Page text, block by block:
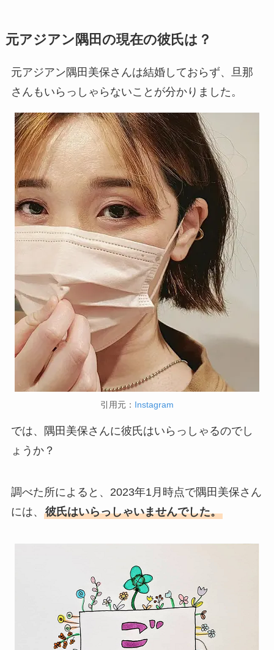
元アジアン隅田の現在の彼氏は？
元アジアン隅田美保さんは結婚しておらず、旦那
さんもいらっしゃらないことが分かりました。
引用元： Instagram
では、隅田美保さんに彼氏はいらっしゃるのでし
ょうか？
調べた所によると、2023年1月時点で隅田美保さん
には、 彼氏はいらっしゃいませんでした。